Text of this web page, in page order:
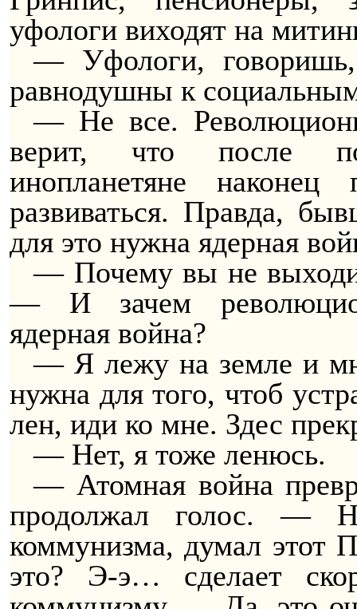
уфологи виходят на
— Уфологи,
равнодушны к
— Не все.
верит, что после
инопланетяне
развиваться. Правда,
для это нужна ядерная
— Почему вы не
— И зачем
ядерная война?
— Я лежу на земле и
нужна для того, чтоб
лен, иди ко мне. Здес
— Нет, я тоже ленюсь.
— Атомная война
продолжал голос. —
коммунизма, думал этот
это? Э-э… сделает